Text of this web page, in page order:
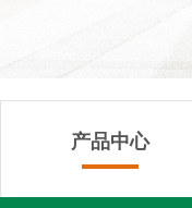
产品中心